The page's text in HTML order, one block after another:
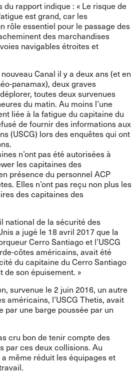
du rapport indique : « Le risque de
est grand, car les
rôle essentiel pour le passage des
des marchandises
navigables étroites et
Canal il y a deux ans (et en
panamax), deux graves
toutes deux survenues
du matin. Au moins l’une
liée à la fatigue du capitaine du
de fournir des informations aux
(USCG) lors des enquêtes qui ont
n’ont pas été autorisées à
les capitaines des
présence du personnel ACP
Elles n’ont pas reçu non plus les
des capitaines des
national de la sécurité des
a jugé le 18 avril 2017 que la
Cerro Santiago et l’USCG
côtes américains, avait été
du capitaine du Cerro Santiago
de son épuisement. »
survenue le 2 juin 2016, un autre
américains, l’USCG Thetis, avait
par une barge poussée par un
cru bon de tenir compte des
par ces deux collisions. Au
même réduit les équipages et